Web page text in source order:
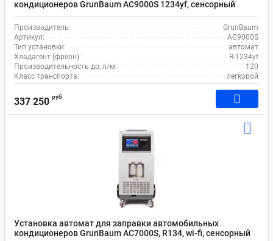
кондиционеров GrunBaum AC9000S 1234yf, сенсорный
экран, wi-fi
Производитель:
GrunBaum
Артикул:
AC9000S
Тип установки:
автомат
Хладагент (фреон):
R-1234yf
Производительность до, л/м:
120
Класс транспорта:
легковой
337 250 руб
Установка автомат для заправки автомобильных
кондиционеров GrunBaum AC7000S, R134, wi-fi, сенсорный